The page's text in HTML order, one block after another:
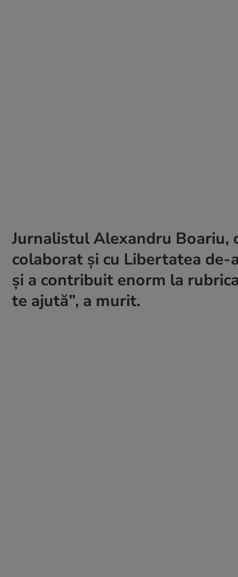
Jurnalistul Alexandru Boariu,
colaborat și cu Libertatea
și a contribuit enorm la
te ajută”, a murit.